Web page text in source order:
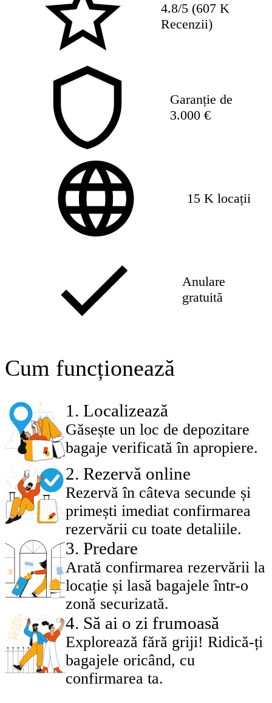
4.8/5 (607 K
Recenzii)
Garanție de
3.000 €
15 K locații
Anulare
gratuită
Cum funcționează
1 . Localizează
Găsește un loc de depozitare
bagaje verificată în apropiere.
2. Rezervă online
Rezervă în câteva secunde și
primești imediat confirmarea
rezervării cu toate detaliile.
3. Predare
Arată confirmarea rezervării la
locație și lasă bagajele într-o
zonă securizată.
4. Să ai o zi frumoasă
Explorează fără griji! Ridică-ți
bagajele oricând, cu
confirmarea ta.